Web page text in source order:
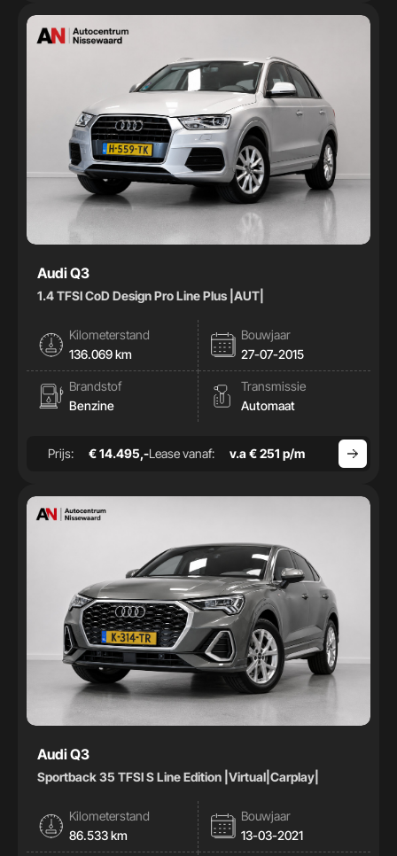
Audi Q3
1.4 TFSI CoD Design Pro Line Plus |AUT|
Kilometerstand
136.069 km
Bouwjaar
27-07-2015
Brandstof
Benzine
Transmissie
Automaat
Prijs: € 14.495,-Lease vanaf: v.a € 251 p/m
Audi Q3
Sportback 35 TFSI S Line Edition |Virtual|Carplay|
Kilometerstand
86.533 km
Bouwjaar
13-03-2021